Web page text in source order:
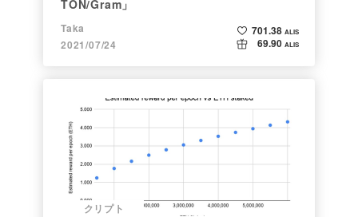
TON/Gram」
Taka
2021/07/24
701.38 ALIS
69.90 ALIS
クリプト